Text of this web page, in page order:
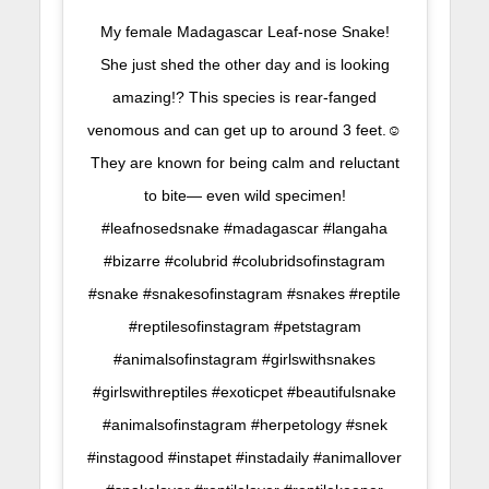
My female Madagascar Leaf-nose Snake!
She just shed the other day and is looking
amazing!? This species is rear-fanged
venomous and can get up to around 3 feet.☺️
They are known for being calm and reluctant
to bite— even wild specimen!
#leafnosedsnake #madagascar #langaha
#bizarre #colubrid #colubridsofinstagram
#snake #snakesofinstagram #snakes #reptile
#reptilesofinstagram #petstagram
#animalsofinstagram #girlswithsnakes
#girlswithreptiles #exoticpet #beautifulsnake
#animalsofinstagram #herpetology #snek
#instagood #instapet #instadaily #animallover